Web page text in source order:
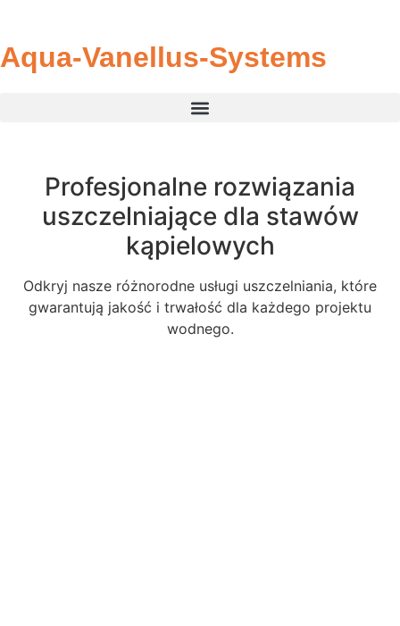
Aqua-Vanellus-Systems
Profesjonalne rozwiązania
uszczelniające dla stawów
kąpielowych
Odkryj nasze różnorodne usługi uszczelniania, które
gwarantują jakość i trwałość dla każdego projektu
wodnego.